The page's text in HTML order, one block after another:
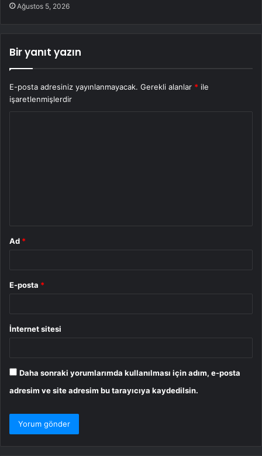
Ağustos 5, 2026
Bir yanıt yazın
E-posta adresiniz yayınlanmayacak. Gerekli alanlar * ile
işaretlenmişlerdir
Ad *
E-posta *
İnternet sitesi
Daha sonraki yorumlarımda kullanılması için adım, e-posta
adresim ve site adresim bu tarayıcıya kaydedilsin.